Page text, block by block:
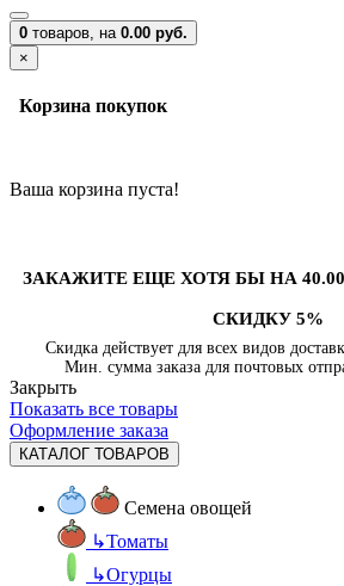
0 товаров, на 0.00 руб.
×
Корзина покупок
Ваша корзина пуста!
ЗАКАЖИТЕ ЕЩЕ ХОТЯ БЫ НА
СКИДКУ 5%
Скидка действует для всех видов
Мин. сумма заказа для почтовых
Закрыть
Показать все товары
Оформление заказа
КАТАЛОГ ТОВАРОВ
Семена овощей
↳Томаты
↳Огурцы